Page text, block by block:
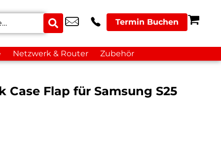
Termin Buchen
Netzwerk & Router Zubehör
Case Flap für Samsung S25